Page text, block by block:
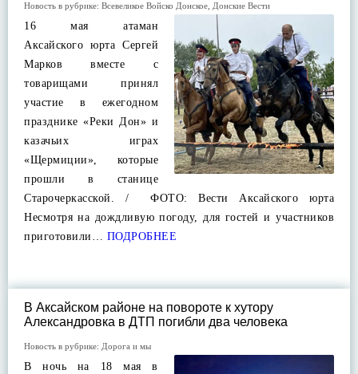
Новость в рубрике: Всевеликое Войско Донское Донские Вести
16 мая атаман
Аксайского юрта Сергей
Марков вместе с
товарищами принял
участие в ежегодном
празднике «Реки Дон» и
казачьих играх
«Щермиции», которые
прошли в станице
Старочеркасской. / ФОТО: Вести Аксайского юрта
Несмотря на дождливую погоду, для гостей и участников
приготовили… ПОДРОБНЕЕ
В Аксайском районе на повороте к хутору
Александровка в ДТП погибли два человека
Новость в рубрике: Дорога и мы
В ночь на 18 мая в